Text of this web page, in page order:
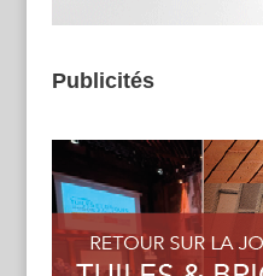
Publicités